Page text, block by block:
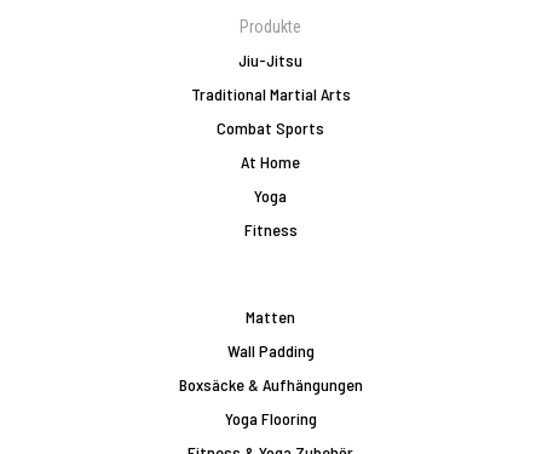
Produkte
Jiu-Jitsu
Traditional Martial Arts
Combat Sports
At Home
Yoga
Fitness
Matten
Wall Padding
Boxsäcke & Aufhängungen
Yoga Flooring